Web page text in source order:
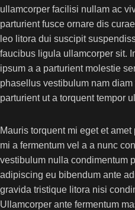
ullamcorper facilisi nullam ac
parturient fusce ornare dis
leo litora dui suscipit
faucibus ligula ullamcorper sit.
ipsum a a parturient molestie
phasellus vestibulum nam
parturient ut a torquent tempor
Mauris torquent mi eget et
mi a fermentum vel a a nunc
vestibulum nulla condimentum
adipiscing eu bibendum ante
gravida tristique litora nisi
Ullamcorper ante fermentum